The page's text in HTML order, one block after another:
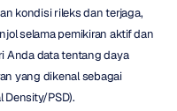
kondisi rileks dan terjaga,
selama pemikiran aktif dan
Anda data tentang daya
yang dikenal sebagai
Density/PSD).